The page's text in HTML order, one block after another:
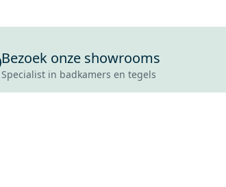
Bezoek onze showrooms
Specialist in badkamers en tegels